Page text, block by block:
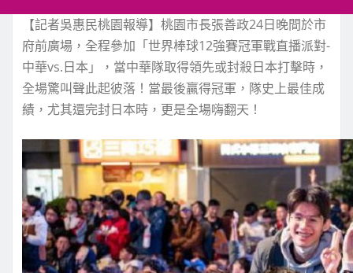
【記者吳惠民桃園報導】桃園市長張善政24日晚間於市
府前廣場，全程參加「世界棒球12強賽冠軍戰直播派對-
中華vs.日本」，當中華隊取得領先或封殺日本打擊時，
全場驚叫聲此起彼落！當最後贏得冠軍，隊史上最佳成
績，尤其還完封日本時，更是全場嗨翻天！